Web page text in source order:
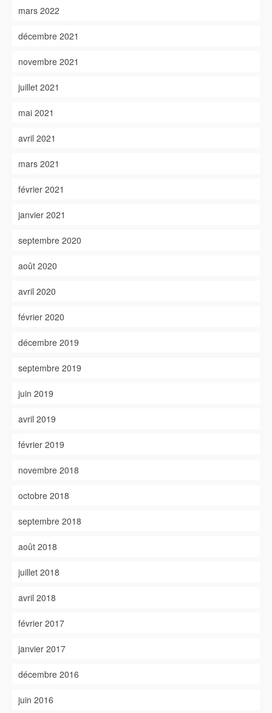
mars 2022
décembre 2021
novembre 2021
juillet 2021
mai 2021
avril 2021
mars 2021
février 2021
janvier 2021
septembre 2020
août 2020
avril 2020
février 2020
décembre 2019
septembre 2019
juin 2019
avril 2019
février 2019
novembre 2018
octobre 2018
septembre 2018
août 2018
juillet 2018
avril 2018
février 2017
janvier 2017
décembre 2016
juin 2016